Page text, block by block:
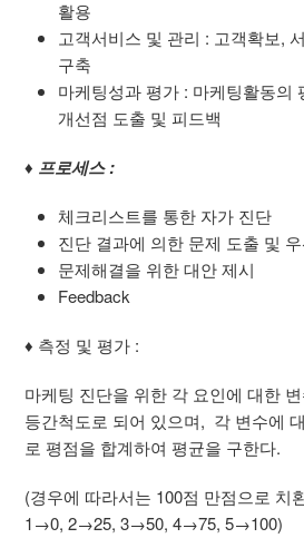
활용
고객서비스 및 관리 : 고객확보,
구축
마케팅성과 평가 : 마케팅활동의
개선점 도출 및 피드백
♦ 프로세스 :
체크리스트를 통한 자가 진단
진단 결과에 의한 문제 도출 및
문제해결을 위한 대안 제시
Feedback
♦ 측정 및 평가 :
마케팅 진단을 위한 각 요인에 대한
등간척도로 되어 있으며, 각 변수에
로 평점을 합계하여 평균을 구한다.
(경우에 따라서는 100점 만점으로 치
1→0, 2→25, 3→50, 4→75, 5→100)